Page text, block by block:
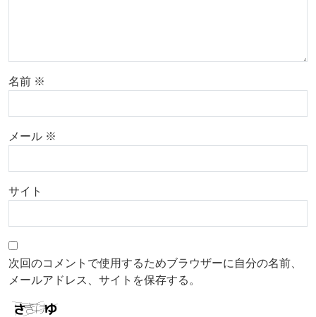
名前 ※
メール ※
サイト
次回のコメントで使用するためブラウザーに自分の名前、
メールアドレス、サイトを保存する。